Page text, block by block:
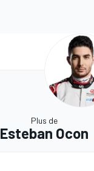
Plus de
Esteban Ocon